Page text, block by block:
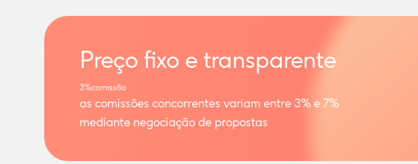
Preço fixo e transparente
3%comissão
as comissões concorrentes variam entre 3% e 7%
mediante negociação de propostas